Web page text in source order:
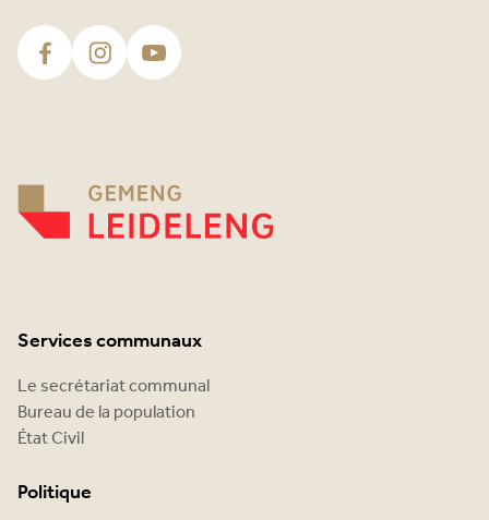
Services communaux
Le secrétariat communal
Bureau de la population
État Civil
Politique